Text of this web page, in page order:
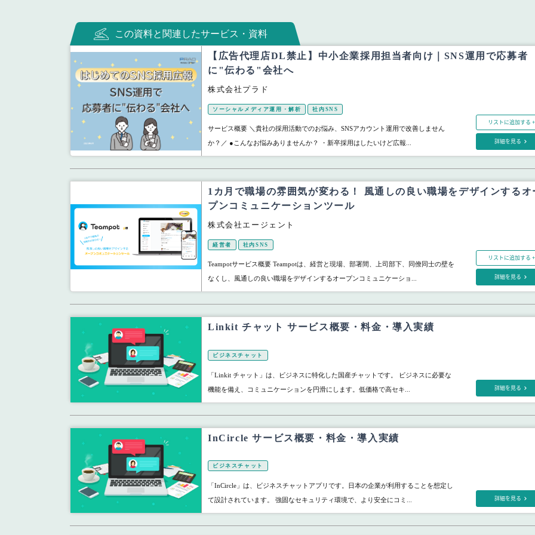
この資料と関連したサービス・資料
【広告代理店DL禁止】中小企業採用担当者向け｜SNS運用で応募者
に"伝わる"会社へ
株式会社プラド
ソーシャルメディア運用・解析 社内SNS
サービス概要 ＼貴社の採用活動でのお悩み、SNSアカウント運用で改善しません
か？／ ●こんなお悩みありませんか？ ・新卒採用はしたいけど広報...
リストに追加する +
詳細を見る
1カ月で職場の雰囲気が変わる！ 風通しの良い職場をデザインするオ
プンコミュニケーションツール
株式会社エージェント
経営者 社内SNS
Teampotサービス概要 Teampotは、経営と現場、部署間、上司部下、同僚同士の壁を
なくし、風通しの良い職場をデザインするオープンコミュニケーショ...
リストに追加する +
詳細を見る
Linkit チャット サービス概要・料金・導入実績
ビジネスチャット
「Linkit チャット」は、ビジネスに特化した国産チャットです。 ビジネスに必要な
機能を備え、コミュニケーションを円滑にします。低価格で高セキ...
詳細を見る
InCircle サービス概要・料金・導入実績
ビジネスチャット
「InCircle」は、ビジネスチャットアプリです。日本の企業が利用することを想定し
て設計されています。 強固なセキュリティ環境で、より安全にコミ...
詳細を見る